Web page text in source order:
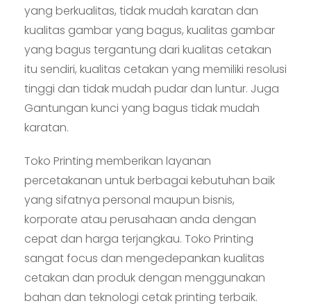
yang berkualitas, tidak mudah karatan dan
kualitas gambar yang bagus, kualitas gambar
yang bagus tergantung dari kualitas cetakan
itu sendiri, kualitas cetakan yang memiliki resolusi
tinggi dan tidak mudah pudar dan luntur. Juga
Gantungan kunci yang bagus tidak mudah
karatan.
Toko Printing memberikan layanan
percetakanan untuk berbagai kebutuhan baik
yang sifatnya personal maupun bisnis,
korporate atau perusahaan anda dengan
cepat dan harga terjangkau. Toko Printing
sangat focus dan mengedepankan kualitas
cetakan dan produk dengan menggunakan
bahan dan teknologi cetak printing terbaik.